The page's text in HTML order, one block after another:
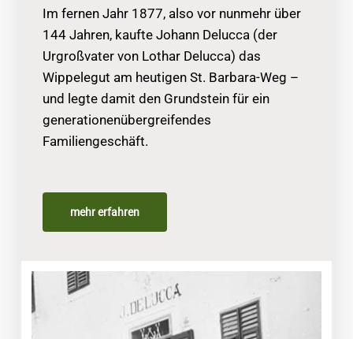
Im fernen Jahr 1877, also vor nunmehr über
144 Jahren, kaufte Johann Delucca (der
Urgroßvater von Lothar Delucca) das
Wippelegut am heutigen St. Barbara-Weg –
und legte damit den Grundstein für ein
generationenübergreifendes
Familiengeschäft.
mehr erfahren